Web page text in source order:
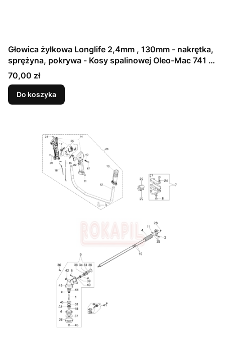
Głowica żyłkowa Longlife 2,4mm , 130mm - nakrętka,
sprężyna, pokrywa - Kosy spalinowej Oleo-Mac 741 -
schemat
Cena
70,00 zł
Do koszyka